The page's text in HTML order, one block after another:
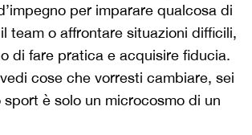
per imparare qualcosa di
team o affrontare situazioni difficili,
di fare pratica e acquisire fiducia.
cose che vorresti cambiare, sei
è solo un microcosmo di un